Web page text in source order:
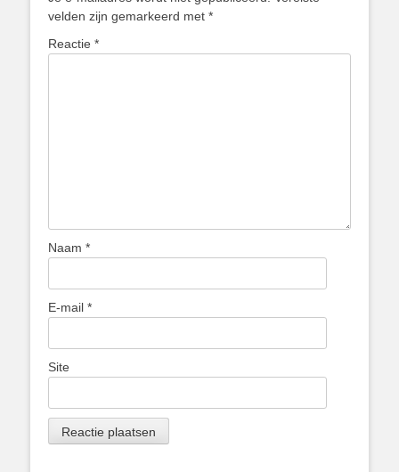
velden zijn gemarkeerd met *
Reactie *
Naam *
E-mail *
Site